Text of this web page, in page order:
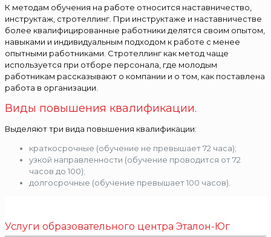
К методам обучения на работе относится наставничество,
инструктаж, стротеллинг. При инструктаже и наставничестве
более квалифицированные работники делятся своим опытом,
навыками и индивидуальным подходом к работе с менее
опытными работниками. Стротеллинг как метод чаще
используется при отборе персонала, где молодым
работникам рассказывают о компании и о том, как поставлена
работа в организации.
Виды повышения квалификации.
Выделяют три вида повышения квалификации:
краткосрочные (обучение не превышает 72 часа);
узкой направленности (обучение проводится от 72
часов до 100);
долгосрочные (обучение превышает 100 часов).
Услуги образовательного центра Эталон-Юг